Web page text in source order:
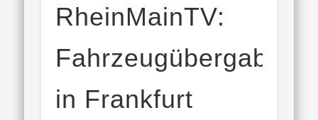
RheinMainTV:
Fahrzeugübergabe
in Frankfurt